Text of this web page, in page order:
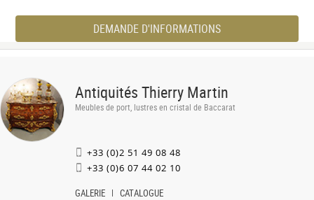
DEMANDE D'INFORMATIONS
Antiquités Thierry Martin
Meubles de port, lustres en cristal de Baccarat
+33 (0)2 51 49 08 48
+33 (0)6 07 44 02 10
GALERIE CATALOGUE